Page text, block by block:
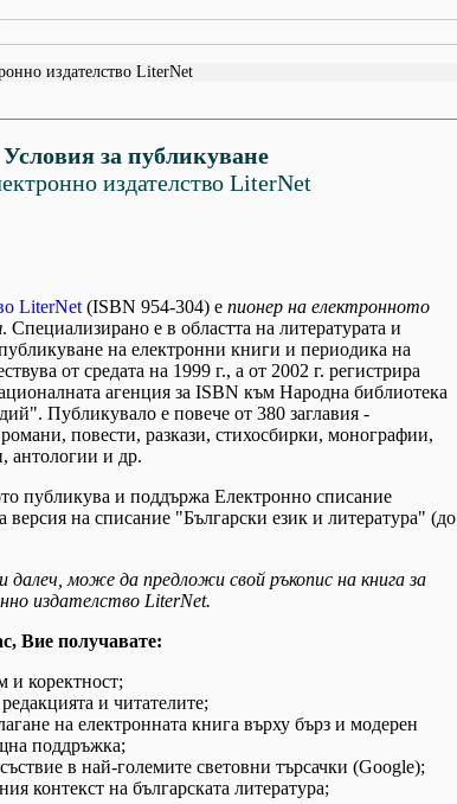
издателство LiterNet
Условия за публикуване
издателство LiterNet
LiterNet (ISBN 954-304) е пионер на електронното
. Специализирано е в областта на литературата и
на електронни книги и периодика на
от средата на 1999 г., а от 2002 г. регистрира
агенция за ISBN към Народна библиотека
Публикувало е повече от 380 заглавия -
повести, разкази, стихосбирки, монографии,
антологии и др.
публикува и поддържа Електронно списание
версия на списание "Български език и литература" (до
далеч, може да предложи свой ръкопис на книга за
издателство LiterNet.
Вие получавате:
и коректност;
и читателите;
на електронната книга върху бърз и модерен
поддръжка;
в най-големите световни търсачки (Google);
контекст на българската литература;